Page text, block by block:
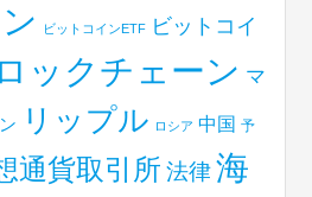
ビットコインETF ビットコイ
ックチェーン マ
リップル ロシア 中国 予
通貨取引所 法律 海